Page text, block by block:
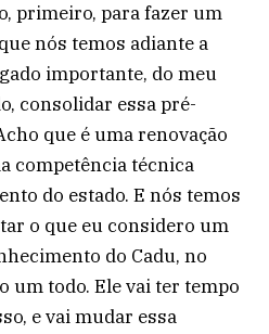
primeiro, para fazer um
nós temos adiante a
importante, do meu
consolidar essa pré-
que é uma renovação
competência técnica
do estado. E nós temos
o que eu considero um
do Cadu, no
um todo. Ele vai ter tempo
e vai mudar essa